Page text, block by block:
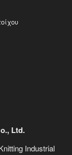
Ltd.
Industrial